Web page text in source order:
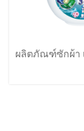
ผลิตภัณฑ์ซักผ้า